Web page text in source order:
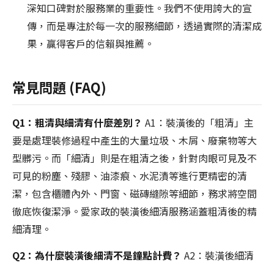
深知口碑對於服務業的重要性。我們不使用誇大的宣
傳，而是專注於每一次的服務細節，透過實際的清潔成
果，贏得客戶的信賴與推薦。
常見問題 (FAQ)
Q1：粗清與細清有什麼差別？ A1：裝潢後的「粗清」主
要是處理裝修過程中產生的大量垃圾、木屑、廢棄物等大
型髒污。而「細清」則是在粗清之後，針對肉眼可見及不
可見的粉塵、殘膠、油漆痕、水泥漬等進行更精密的清
潔，包含櫃體內外、門窗、磁磚縫隙等細節，務求將空間
徹底恢復潔淨。愛家政的裝潢後細清服務涵蓋粗清後的精
細清理。
Q2：為什麼裝潢後細清不是鐘點計費？ A2：裝潢後細清